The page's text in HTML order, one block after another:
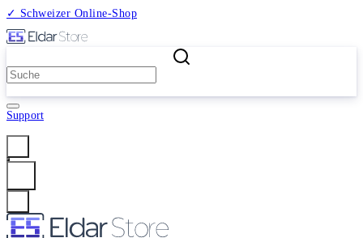
✓ Schweizer Online-Shop
Support